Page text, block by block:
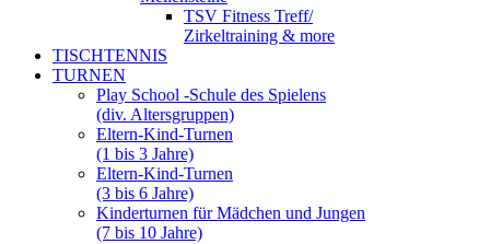
TSV Fitness Treff/
Zirkeltraining & more
TISCHTENNIS
TURNEN
Play School -Schule des Spielens
(div. Altersgruppen)
Eltern-Kind-Turnen
(1 bis 3 Jahre)
Eltern-Kind-Turnen
(3 bis 6 Jahre)
Kinderturnen für Mädchen und Jungen
(7 bis 10 Jahre)